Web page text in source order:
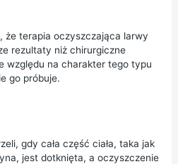
że terapia oczyszczająca larwy
rezultaty niż chirurgiczne
względu na charakter tego typu
go próbuje.
gdy cała część ciała, taka jak
jest dotknięta, a oczyszczenie